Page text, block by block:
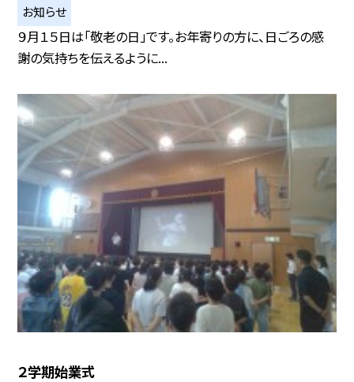
お知らせ
９月１５日は「敬老の日」です。お年寄りの方に、日ごろの感
謝の気持ちを伝えるように...
２学期始業式